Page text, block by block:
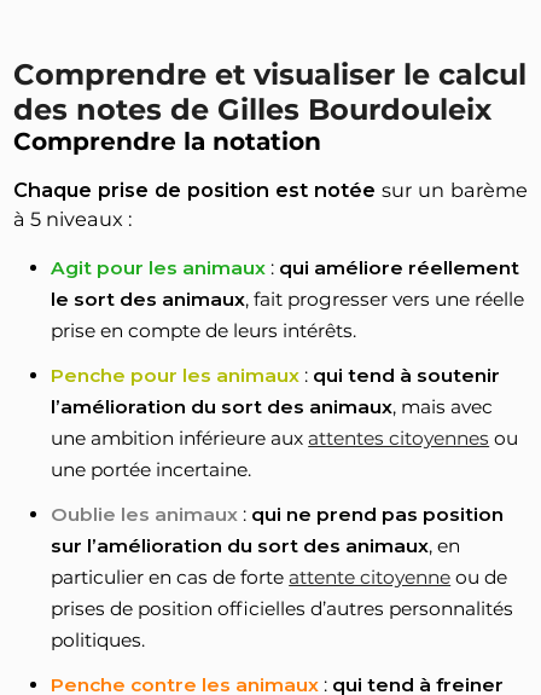
Comprendre et visualiser le calcul
des notes de Gilles Bourdouleix
Comprendre la notation
Chaque prise de position est notée sur un barème
à 5 niveaux :
Agit pour les animaux : qui améliore réellement
le sort des animaux, fait progresser vers une réelle
prise en compte de leurs intérêts.
Penche pour les animaux : qui tend à soutenir
l’amélioration du sort des animaux, mais avec
une ambition inférieure aux attentes citoyennes ou
une portée incertaine.
Oublie les animaux : qui ne prend pas position
sur l’amélioration du sort des animaux, en
particulier en cas de forte attente citoyenne ou de
prises de position officielles d’autres personnalités
politiques.
Penche contre les animaux : qui tend à freiner